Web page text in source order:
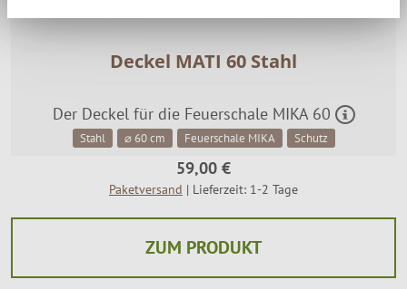
Deckel MATI 60 Stahl
Der Deckel für die Feuerschale MIKA 60
Stahl ⌀ 60 cm Feuerschale MIKA Schutz
59,00 €
Paketversand | Lieferzeit: 1-2 Tage
ZUM PRODUKT